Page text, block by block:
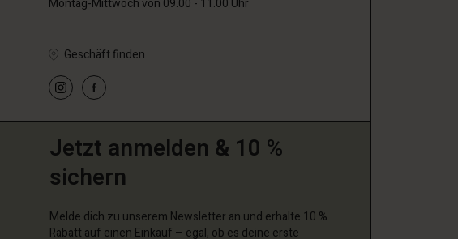
Montag-Mittwoch von 09.00 - 11.00 Uhr
Geschäft finden
Jetzt anmelden & 10 %
sichern
Melde dich zu unserem Newsletter an und erhalte 10 %
Rabatt auf einen Einkauf – egal, ob es deine erste